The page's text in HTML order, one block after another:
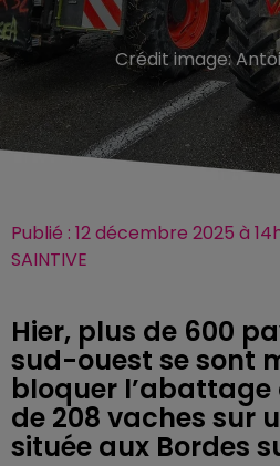
Crédit image:
Publié : 12 décembre 2025 à
SAINTIVE
Hier, plus de 600
sud-ouest se sont
bloquer l’abattage
de 208 vaches sur
située aux Bordes